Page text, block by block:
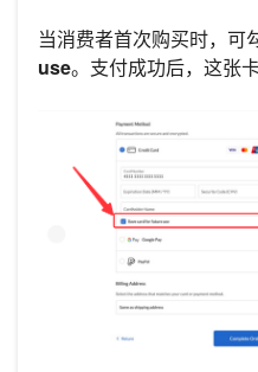
当消费者首次购买时，可
use。支付成功后，这张